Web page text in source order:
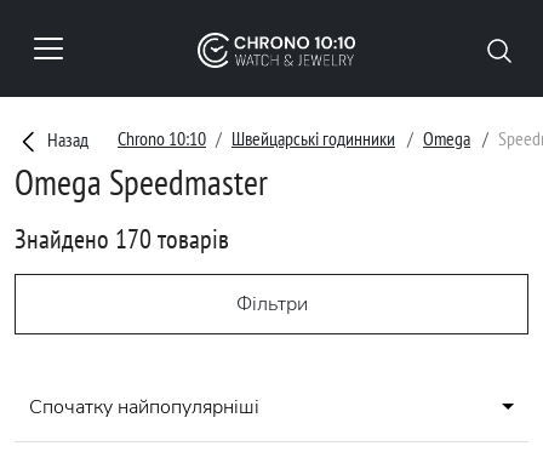
Назад Chrono 10:10 Швейцарські годинники Omega
Omega Speedmaster
Знайдено 170 товарів
Фільтри
Спочатку найпопулярніші